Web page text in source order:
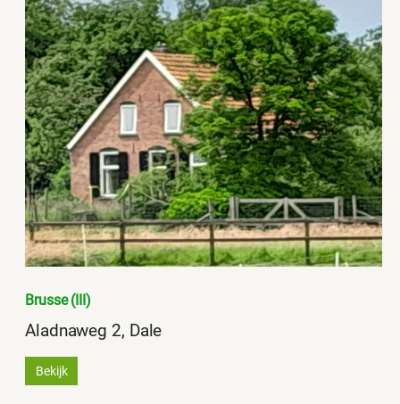
Brusse (III)
Aladnaweg 2, Dale
Bekijk